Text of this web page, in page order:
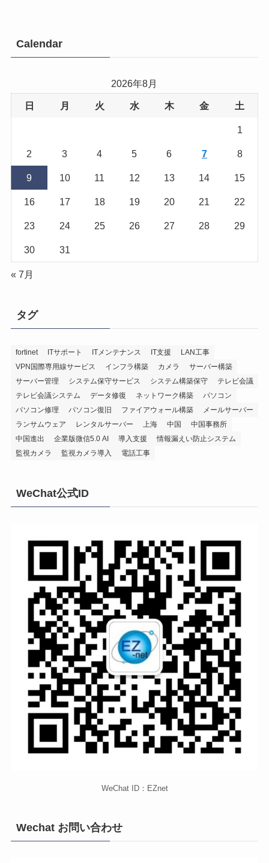
Calendar
2026年8月
日 月 火 水 木 金 土
1
2 3 4 5 6 7 8
9 10 11 12 13 14 15
16 17 18 19 20 21 22
23 24 25 26 27 28 29
30 31
« 7月
タグ
fortinet ITサポート ITメンテナンス IT支援
LAN工事
VPN国際専用線サービス
インフラ構築 カメラ
サーバー構築
サーバー管理
システム保守サービス システム構築保守
テレビ会議
テレビ会議システム
データ修復 ネットワーク構築
パソコン
パソコン修理
パソコン復旧 ファイアウォール構築
メールサーバー
ランサムウェア
レンタルサーバー 上海 中国
中国事務所
中国進出
企業版微信5.0 AI 導入支援
情報漏えい防止システム
監視カメラ
監視カメラ導入 電話工事
WeChat公式ID
WeChat ID：EZnet
Wechat お問い合わせ